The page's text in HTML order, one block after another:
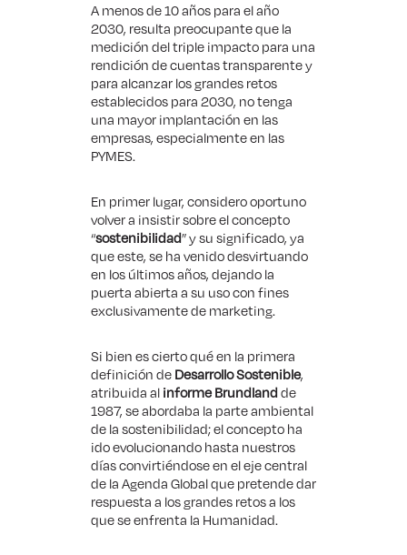
A menos de 10 años para el año
2030, resulta preocupante que la
medición del triple impacto para una
rendición de cuentas transparente y
para alcanzar los grandes retos
establecidos para 2030, no tenga
una mayor implantación en las
empresas, especialmente en las
PYMES.
En primer lugar, considero oportuno
volver a insistir sobre el concepto
“sostenibilidad” y su significado, ya
que este, se ha venido desvirtuando
en los últimos años, dejando la
puerta abierta a su uso con fines
exclusivamente de marketing.
Si bien es cierto qué en la primera
definición deDesarrollo Sostenible,
atribuida alinforme Brundlandde
1987, se abordaba la parte ambiental
de la sostenibilidad; el concepto ha
ido evolucionando hasta nuestros
días convirtiéndose en el eje central
de la Agenda Global que pretende dar
respuesta a los grandes retos a los
que se enfrenta la Humanidad.